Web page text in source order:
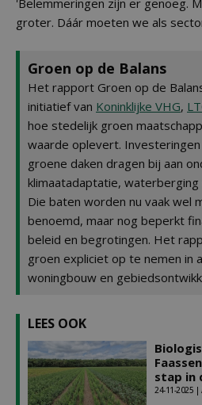
'Belemmeringen zijn er genoeg.
groter. Dáár moeten we als
Groen op de Balans
Het rapport Groen op de
initiatief van Koninklijke VHG,
hoe stedelijk groen
waarde oplevert.
groene daken dragen bij aan
klimaatadaptatie,
Die baten worden nu vaak wel
benoemd, maar nog beperkt
beleid en begrotingen. Het
groen expliciet op te nemen in
woningbouw en
LEES OOK
stap in
24-11-2025 |